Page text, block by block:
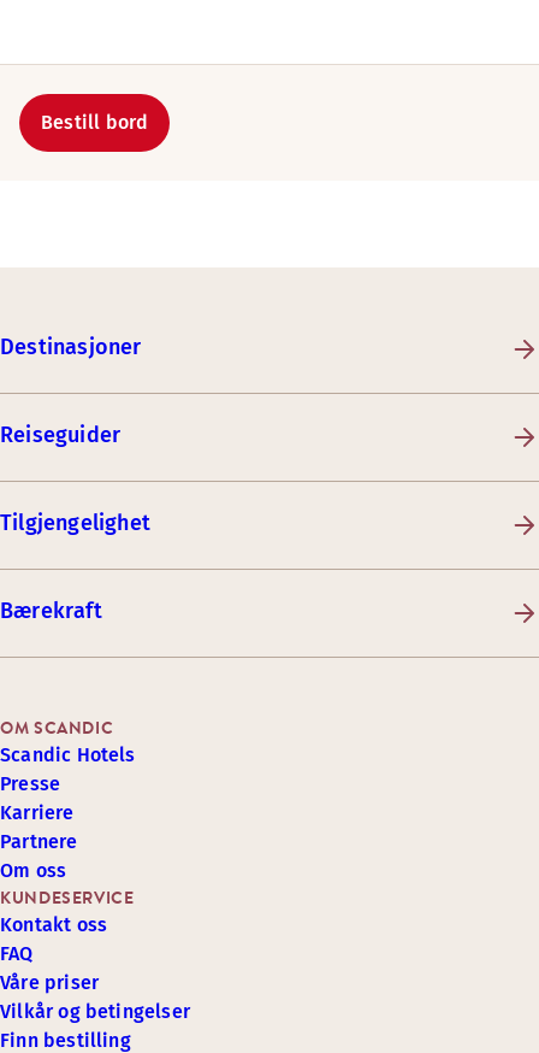
Bestill bord
Destinasjoner
Reiseguider
Tilgjengelighet
Bærekraft
KUNDESERVICE
Kontakt oss
FAQ
Våre priser
Vilkår og betingelser
Finn bestilling
OM SCANDIC
Scandic Hotels
Presse
Karriere
Partnere
Om oss